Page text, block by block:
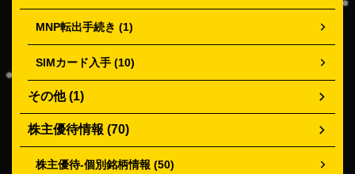
MNP転出手続き (1)
SIMカード入手 (10)
その他 (1)
株主優待情報 (70)
株主優待-個別銘柄情報 (50)